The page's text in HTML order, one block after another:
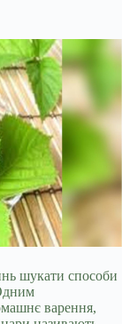
шукати способи
варення,